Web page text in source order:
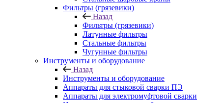
Фильтры (грязевики)
Назад
Фильтры (грязевики)
Латунные фильтры
Стальные фильтры
Чугунные фильтры
Инструменты и оборудование
Назад
Инструменты и оборудование
Аппараты для стыковой сварки ПЭ
Аппараты для электромуфтовой сварки